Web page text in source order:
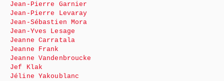
Jean-Pierre Garnier
Jean-Pierre Levaray
Jean-Sébastien Mora
Jean-Yves Lesage
Jeanne Carratala
Jeanne Frank
Jeanne Vandenbroucke
Jef Klak
Jéline Yakoublanc